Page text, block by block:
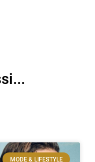
MODE & LIFESTYLE